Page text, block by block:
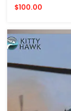
$100.00